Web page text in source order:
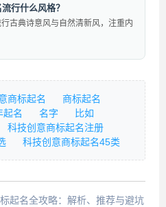
行什么风格？
古典诗意风与自然清新风，注重内
商标起名
商标起名
起名 名字
比如
科技创意商标起名注册
科技创意商标起名45类
起名全攻略：解析、推荐与避坑